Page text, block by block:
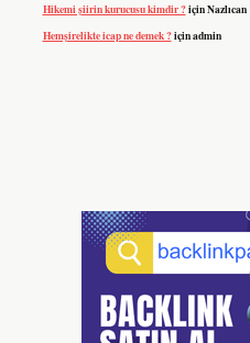
Hikemi şiirin kurucusu kimdir ?içinNazlıcan
Hemşirelikte icap ne demek ?içinadmin